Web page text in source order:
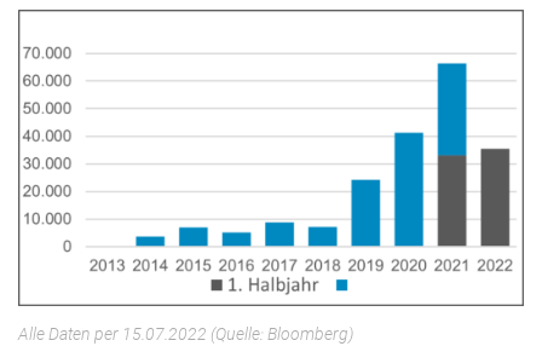
Alle Daten per 15.07.2022 (Quelle: Bloomberg)